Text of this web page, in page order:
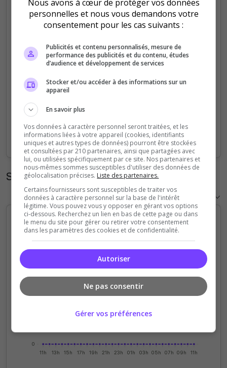
0
20
Sep Oct Nov Dec Jan Feb Mar Apr May Jun Jul
Statistiques horaires
0
2
4
11h 13h 15h 17h 19h 21h 23h 01h 03h 05h 07h 09h 11h
Nous avons à cœur de protéger vos données
personnelles et nous vous demandons votre
consentement pour les cas suivants :
Publicités et contenu personnalisés, mesure de
performance des publicités et du contenu, études
d’audience et développement de services
Stocker et/ou accéder à des informations sur un
appareil
En savoir plus
Vos données à caractère personnel seront traitées, et les
informations liées à votre appareil (cookies, identifiants
uniques et autres types de données) pourront être stockées
et consultées par 210 partenaires, ainsi que partagées avec
lui, ou utilisées spécifiquement par ce site. Nos partenaires et
nous-mêmes sommes susceptibles d'utiliser des données de
géolocalisation précises. Liste des partenaires.
Certains fournisseurs sont susceptibles de traiter vos
données à caractère personnel sur la base de l'intérêt
légitime. Vous pouvez vous y opposer en gérant vos options
ci-dessous. Recherchez un lien en bas de cette page ou dans
le menu du site pour gérer ou retirer votre consentement
dans les paramètres des cookies et de confidentialité.
Autoriser
Ne pas consentir
Gérer vos préférences